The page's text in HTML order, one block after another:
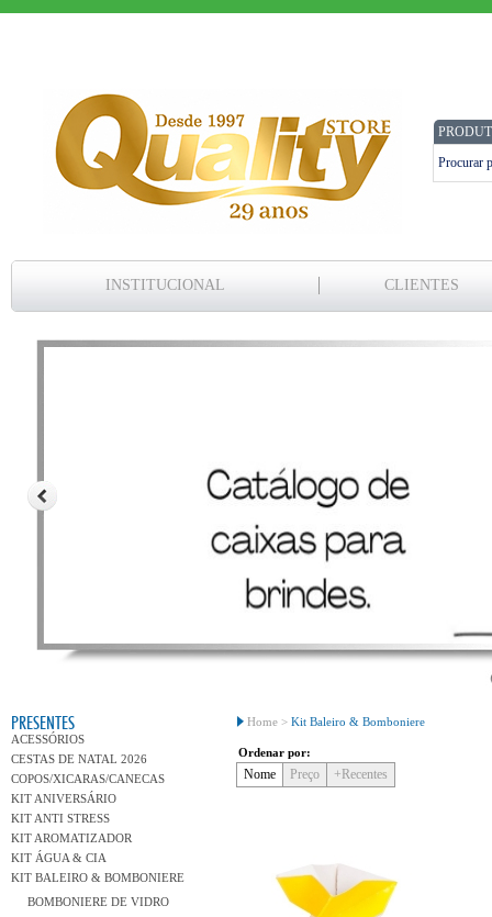
INSTITUCIONAL CLIENTES
PRESENTES
ACESSÓRIOS
CESTAS DE NATAL 2026
COPOS/XICARAS/CANECAS
KIT ANIVERSÁRIO
KIT ANTI STRESS
KIT AROMATIZADOR
KIT ÁGUA & CIA
KIT BALEIRO & BOMBONIERE
BOMBONIERE DE VIDRO
Home > Kit Baleiro & Bomboniere
Ordenar por:
Nome Preço +Recentes